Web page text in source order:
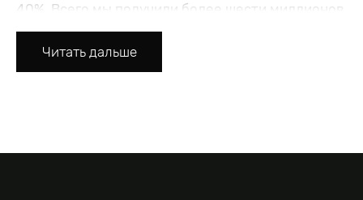
40%. Всего мы получили более шести миллионов
просмотров роликов от целевой аудитории. Мы
предлагаем вамзаказать качественные
Читать дальше